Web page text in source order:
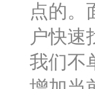
点的。
户快速
我们不